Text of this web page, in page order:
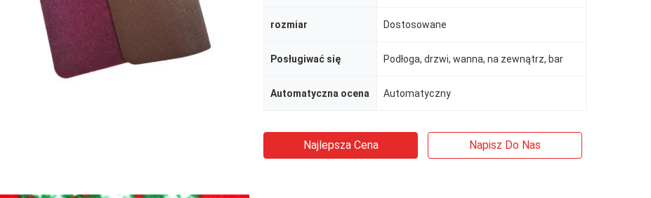
rozmiar Dostosowane
Posługiwać się Podłoga, drzwi, wanna, na zewnątrz, bar
Automatyczna ocena Automatyczny
Najlepsza Cena Napisz Do Nas